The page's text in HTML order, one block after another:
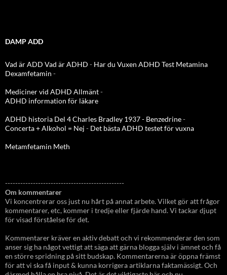
DAMP ADD
Vad är ADD Vad är ADHD - Har du Vuxen ADHD Test Metamina
Dexamfetamin -
Mediciner vid ADHD Allmänt-
ADHD information för läkare
ADHD historia Del 4 Charles Bradley 1937 - Benzedrine-
Concerta + Alkohol = Nej - Det bästa ADHD testet för vuxna
Metamfetamin Meth
-----------------------------------------------
Om kommentarer
Vi koncentrerar oss just nu hårt på annat arbete. Vilket gör att frågor
kommentarer, etc, kommer i tredje eller fjärde hand. Vi tackar djupt
för visad förståelse för det.
Kommentarer kräver en aktiv debatt och vi rekommenderar den som
anser sig ha något vettigt att säga att gärna blogga själv i ämnet och få
en större spridning på sitt budskap. Kommentarerna är öppna främst
för att vi ska få input & kunna korrigera artiklarna faktamässigt. Och